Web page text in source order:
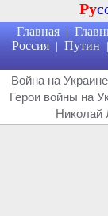
Ру
Главная |
Россия | Путин |
Война на Украине
Герои войны на
Николай